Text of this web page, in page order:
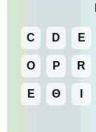
C D E
O P R
Ε Θ